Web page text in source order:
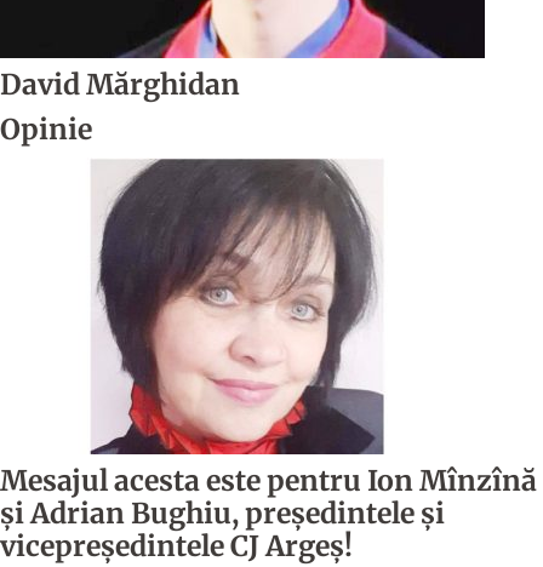
David Mărghidan
Opinie
Mesajul acesta este pentru Ion Mînzînă
şi Adrian Bughiu, preşedintele şi
vicepreşedintele CJ Argeş!